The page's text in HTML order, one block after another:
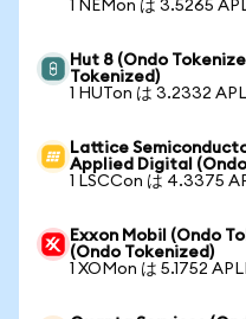
1 NEMon は 3.5265
Hut 8 (Ondo
Tokenized)
1 HUTon は 3.2332
Lattice
Applied Digital
1 LSCCon は 4.3375
Exxon Mobil (Ondo
(Ondo Tokenized)
1 XOMon は 5.1752